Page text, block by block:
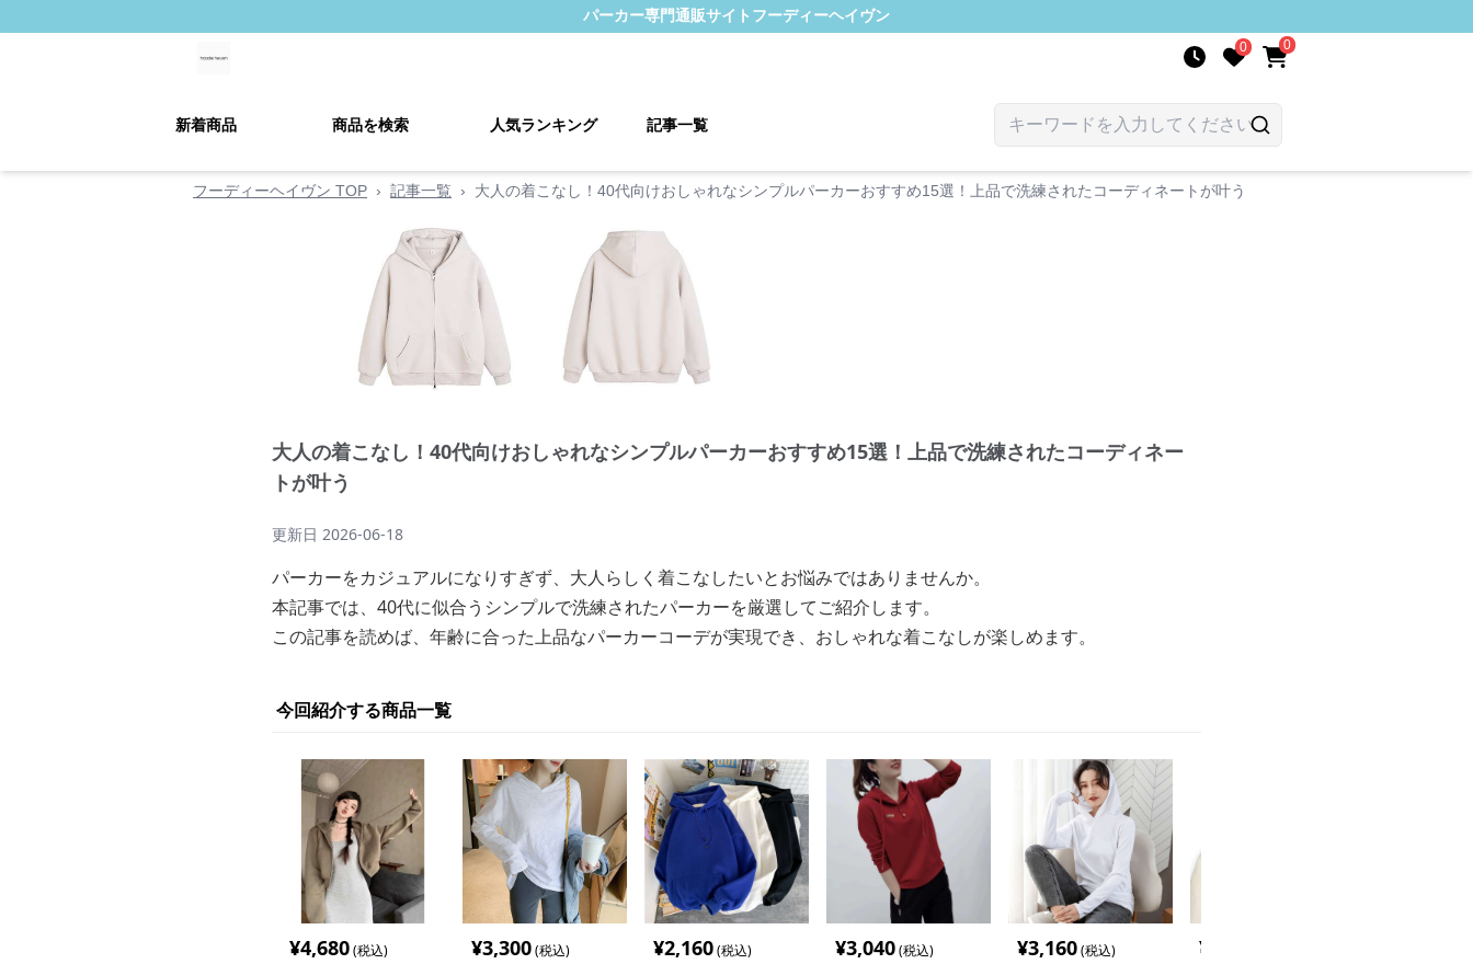
パーカー専門通販サイト フーディーヘイヴン
0 0
新着商品 商品を検索 人気ランキング 記事一覧
フーディーヘイヴン TOP › 記事一覧 › 大人の着こなし！40代向けおしゃれなシンプルパーカーおすすめ15選！上品で洗練されたコーディネートが叶う
大人の着こなし！40代向けおしゃれなシンプルパーカーおすすめ15選！上品で洗練されたコーディネー
トが叶う
更新日 2026-06-18
パーカーをカジュアルになりすぎず、大人らしく着こなしたいとお悩みではありませんか。
本記事では、40代に似合うシンプルで洗練されたパーカーを厳選してご紹介します。
この記事を読めば、年齢に合った上品なパーカーコーデが実現でき、おしゃれな着こなしが楽しめます。
今回紹介する商品一覧
¥4,680(税込)
¥3,300(税込)
¥2,160(税込)
¥3,040(税込)
¥3,160(税込)
¥